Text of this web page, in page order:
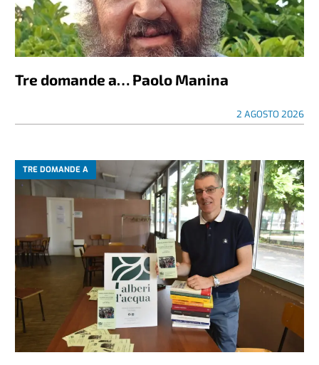
Tre domande a… Paolo Manina
2 AGOSTO 2026
TRE DOMANDE A